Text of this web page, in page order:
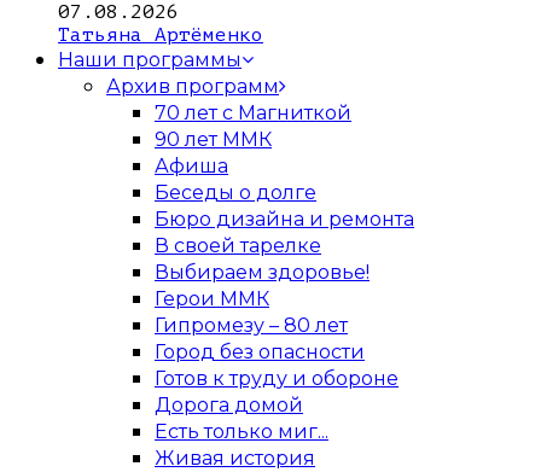
07.08.2026
Татьяна Артёменко
Наши программы
Архив программ
70 лет с Магниткой
90 лет ММК
Афиша
Беседы о долге
Бюро дизайна и ремонта
В своей тарелке
Выбираем здоровье!
Герои ММК
Гипромезу – 80 лет
Город без опасности
Готов к труду и обороне
Дорога домой
Есть только миг...
Живая история